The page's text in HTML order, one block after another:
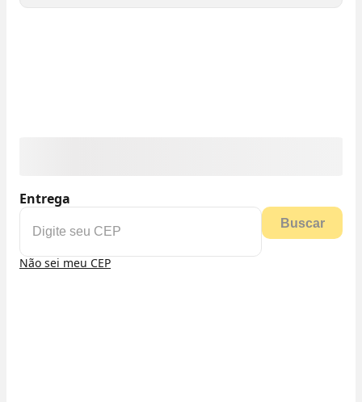
Entrega
Buscar
Não sei meu CEP